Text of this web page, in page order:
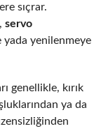
sıçrar.
servo
yada yenilenmeye
genellikle, kırık
ya da